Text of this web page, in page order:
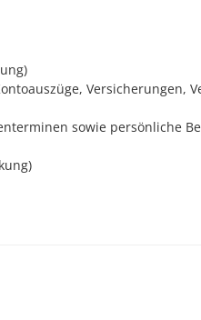
Versicherungen,
sowie persönliche